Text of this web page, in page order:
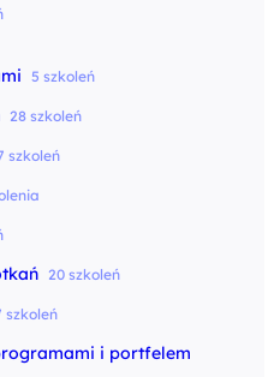
5 szkoleń
28 szkoleń
szkoleń
20 szkoleń
szkoleń
i portfelem